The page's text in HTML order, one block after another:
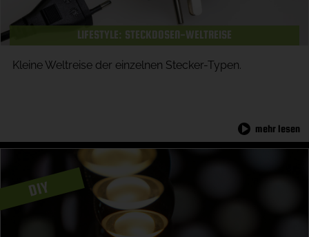
LIFESTYLE: STECKDOSEN-WELTREISE
Kleine Weltreise der einzelnen Stecker-Typen.
mehr lesen
DIY